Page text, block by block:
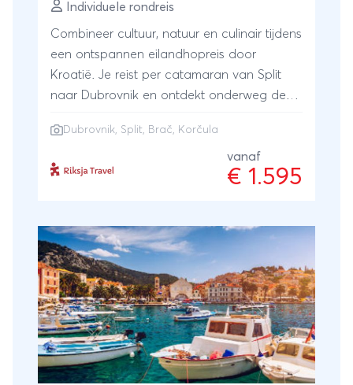
Individuele rondreis
Combineer cultuur, natuur en culinair tijdens
een ontspannen eilandhopreis door
Kroatië. Je reist per catamaran van Split
naar Dubrovnik en ontdekt onderweg de
eeuwenoude stadjes, proeft lokale wijnen,
wandelt naar uitzichten over azuurblauwe
baaien en geniet van de mediterrane
rust.
Dubrovnik, Split, Brač, Korčula
vanaf
€ 1.595